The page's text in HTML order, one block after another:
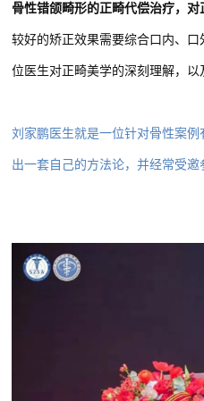
骨性错颌畸形的正畸代偿治疗，对
较好的矫正效果需要综合口内、
位医生对正畸美学的深刻理解，以
刘家鹏医生就是一位针对骨性案
出一套自己的方法论，并经常受邀